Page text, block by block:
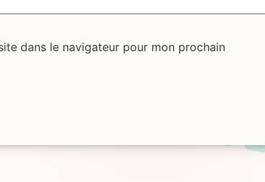
dans le navigateur pour mon prochain